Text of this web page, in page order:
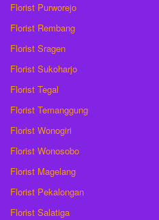
Florist Purworejo
Florist Rembang
Florist Sragen
Florist Sukoharjo
Florist Tegal
Florist Temanggung
Florist Wonogiri
Florist Wonosobo
Florist Magelang
Florist Pekalongan
Florist Salatiga